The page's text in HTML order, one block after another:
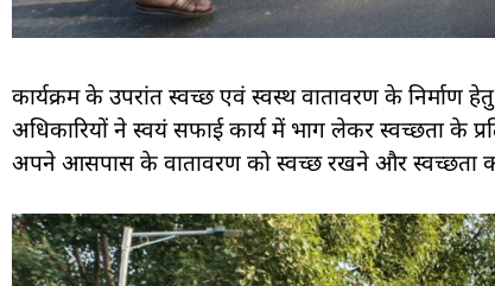
कार्यक्रम के उपरांत स्वच्छ एवं स्वस्थ वातावरण के
अधिकारियों ने स्वयं सफाई कार्य में भाग लेकर स्वच्छता के
अपने आसपास के वातावरण को स्वच्छ रखने और स्वच्छता